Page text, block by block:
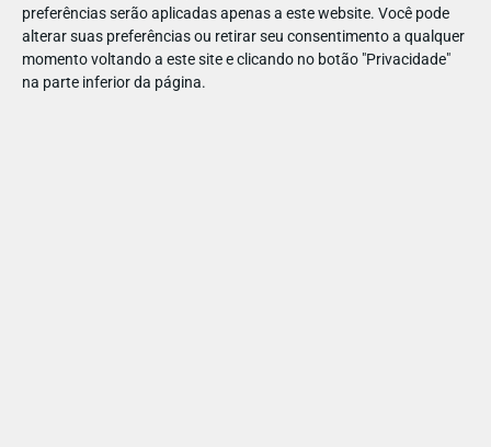
preferências serão aplicadas apenas a este website. Você pode
alterar suas preferências ou retirar seu consentimento a qualquer
momento voltando a este site e clicando no botão "Privacidade"
na parte inferior da página.